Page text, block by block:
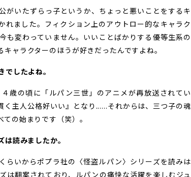
がいたずらっ子というか、ちょっと悪いことをするキ
れました。フィクション上のアウトロー的なキャラク
も変わっていません。いいことばかりする優等生系の
ャラクターのほうが好きだったんですよね。
でしたよね。
歳の頃に「ルパン三世」のアニメが再放送されてい
主人公格好いい』となり......それからは、三つ子の魂
の始まりです（笑）。
は読みましたか。
らいからポプラ社の〈怪盗ルパン〉シリーズを読みは
は翻案されており、ルパンの痛快な活躍を楽しむジュ